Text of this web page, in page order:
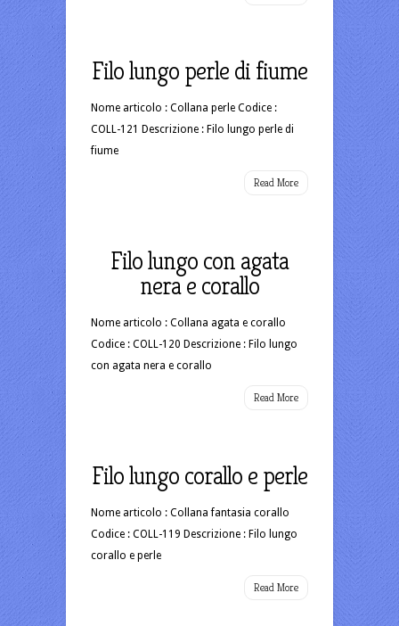
Filo lungo perle di fiume
Nome articolo : Collana perle Codice :
COLL-121 Descrizione : Filo lungo perle di
fiume
Read More
Filo lungo con agata
nera e corallo
Nome articolo : Collana agata e corallo
Codice : COLL-120 Descrizione : Filo lungo
con agata nera e corallo
Read More
Filo lungo corallo e perle
Nome articolo : Collana fantasia corallo
Codice : COLL-119 Descrizione : Filo lungo
corallo e perle
Read More